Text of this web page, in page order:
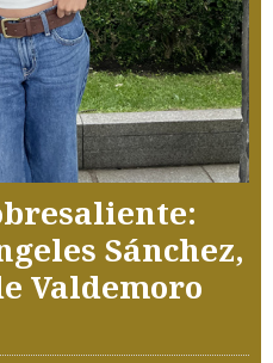
Sánchez,
Valdemoro